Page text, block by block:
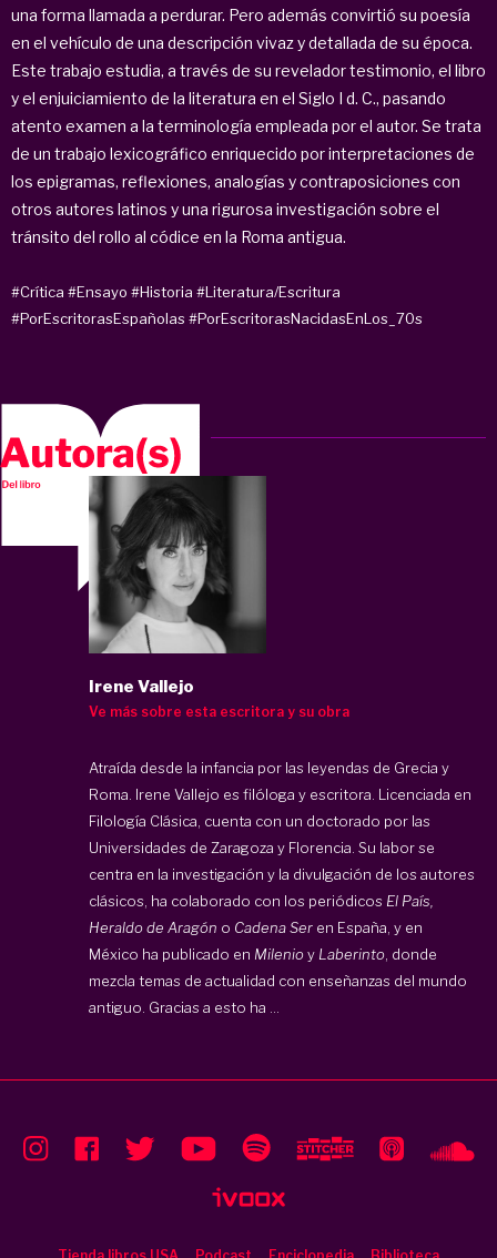
una forma llamada a perdurar. Pero además convirtió su poesía
en el vehículo de una descripción vivaz y detallada de su época.
Este trabajo estudia, a través de su revelador testimonio, el libro
y el enjuiciamiento de la literatura en el Siglo I d. C., pasando
atento examen a la terminología empleada por el autor. Se trata
de un trabajo lexicográfico enriquecido por interpretaciones de
los epigramas, reflexiones, analogías y contraposiciones con
otros autores latinos y una rigurosa investigación sobre el
tránsito del rollo al códice en la Roma antigua.
#Crítica #Ensayo #Historia #Literatura/Escritura
#PorEscritorasEspañolas #PorEscritorasNacidasEnLos_70s
Irene Vallejo
Ve más sobre esta escritora y su obra
Atraída desde la infancia por las leyendas de Grecia y
Roma. Irene Vallejo es filóloga y escritora. Licenciada en
Filología Clásica, cuenta con un doctorado por las
Universidades de Zaragoza y Florencia. Su labor se
centra en la investigación y la divulgación de los autores
clásicos, ha colaborado con los periódicos El País,
Heraldo de Aragón o Cadena Ser en España, y en
México ha publicado en Milenioy Laberinto , donde
mezcla temas de actualidad con enseñanzas del mundo
antiguo. Gracias a esto ha ...
Tienda libros USA Podcast Enciclopedia Biblioteca